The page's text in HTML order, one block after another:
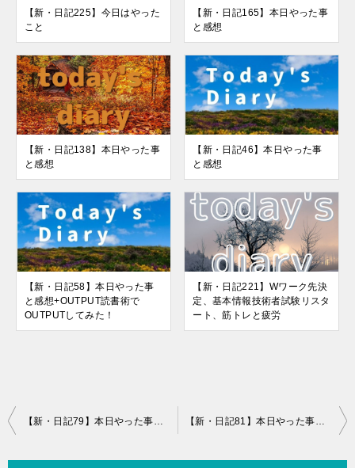
【新・日記225】今日はやった
こと
【新・日記165】本日やった事
と感想
【新・日記138】本日やった事
と感想
【新・日記46】本日やった事
と感想
【新・日記58】本日やった事
と感想+OUTPUT読書術で
OUTPUTしてみた！
【新・日記221】Wワーク先決
定、基本情報技術者試験リスタ
ート、筋トレと疲労
投
【新・日記79】本日やった事と感想 【新・日記81】本日やった事と感想+肩トレで意識すること